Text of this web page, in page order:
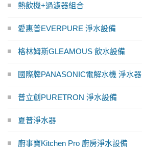
熱飲機+過濾器組合
愛惠普EVERPURE 淨水設備
格林姆斯GLEAMOUS 飲水設備
國際牌PANASONIC電解水機 淨水器
普立創PURETRON 淨水設備
夏普淨水器
廚事寶Kitchen Pro 廚房淨水設備